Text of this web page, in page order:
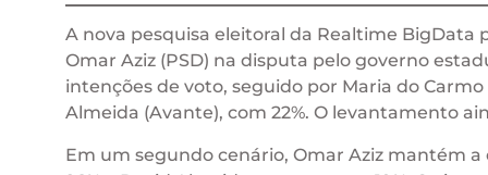
A nova pesquisa eleitoral da Realtime BigData
Omar Aziz (PSD) na disputa pelo governo
intenções de voto, seguido por Maria do
Almeida (Avante), com 22%. O levantamento
Em um segundo cenário, Omar Aziz mantém